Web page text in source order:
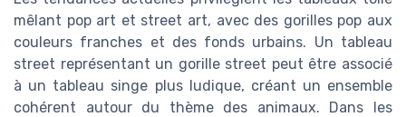
mêlant pop art et street art, avec des gorilles pop aux
couleurs franches et des fonds urbains. Un tableau
street représentant un gorille street peut être associé
à un tableau singe plus ludique, créant un ensemble
cohérent autour du thème des animaux. Dans les